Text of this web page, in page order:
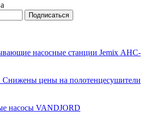
насосные станции Jemix АНС-
Снижены цены на полотенцесушители
насосы VANDJORD